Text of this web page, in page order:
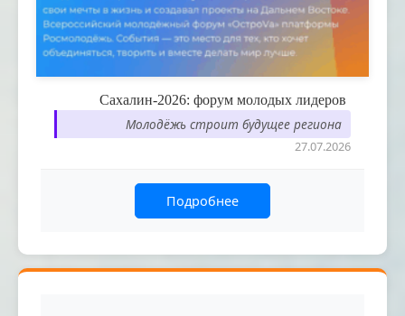
Сахалин-2026: форум молодых лидеров
Молодёжь строит будущее региона
27.07.2026
Подробнее